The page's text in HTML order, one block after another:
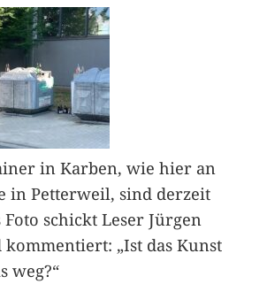
in Karben, wie hier an
in Petterweil, sind derzeit
schickt Leser Jürgen
„Ist das Kunst
weg?“